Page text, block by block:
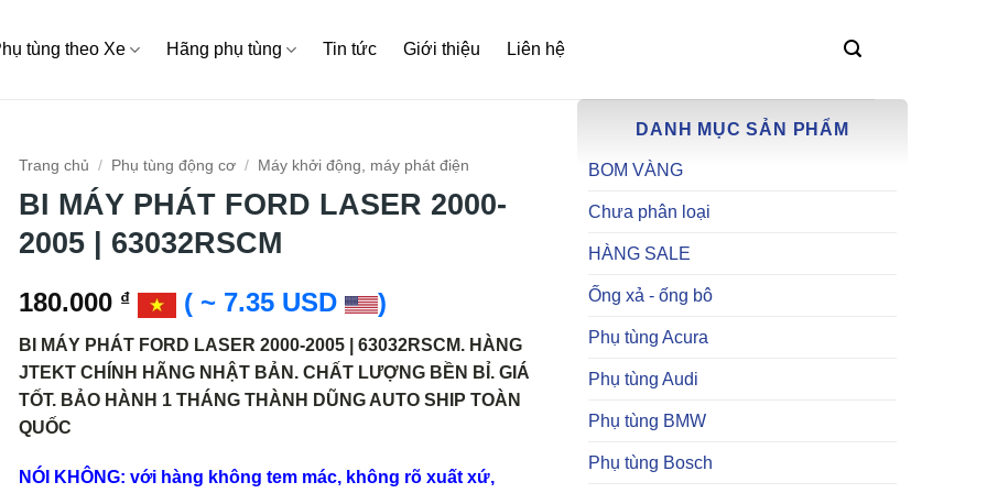
tùng theo Xe Hãng phụ tùng Tin tức Giới thiệu Liên hệ
DANH MỤC SẢN PHẨM
BOM VÀNG
Chưa phân loại
HÀNG SALE
Ống xả - ống bô
Phụ tùng Acura
Phụ tùng Audi
Phụ tùng BMW
Phụ tùng Bosch
Trang chủ / Phụ tùng động cơ / Máy khởi động, máy phát điện
BI MÁY PHÁT FORD LASER 2000-
2005 | 63032RSCM
180.000 ₫ ( ~ 7.35 USD )
BI MÁY PHÁT FORD LASER 2000-2005 | 63032RSCM. HÀNG
JTEKT CHÍNH HÃNG NHẬT BẢN. CHẤT LƯỢNG BỀN BỈ. GIÁ
TỐT. BẢO HÀNH 1 THÁNG THÀNH DŨNG AUTO SHIP TOÀN
QUỐC
NÓI KHÔNG: với hàng không tem mác, không rõ xuất xứ,